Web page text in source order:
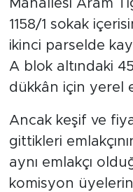
Mahallesi Aram
1158/1 sokak
ikinci parselde
A blok altındaki
dükkân için yerel
Ancak keşif ve
gittikleri
aynı emlakçı
komisyon